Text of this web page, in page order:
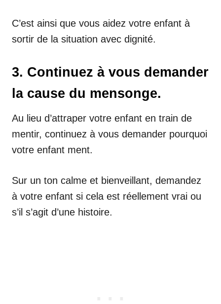
C’est ainsi que vous aidez votre enfant à
sortir de la situation avec dignité.
3. Continuez à vous demander
la cause du mensonge.
Au lieu d’attraper votre enfant en train de
mentir, continuez à vous demander pourquoi
votre enfant ment.
Sur un ton calme et bienveillant, demandez
à votre enfant si cela est réellement vrai ou
s’il s’agit d’une histoire.